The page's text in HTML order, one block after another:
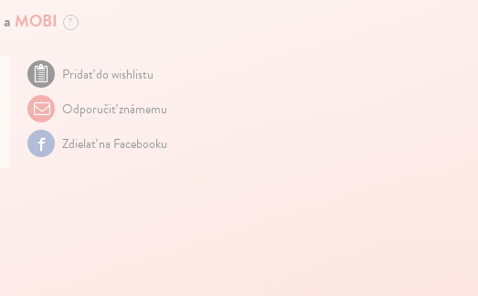
a MOBI ?
Pridať do wishlistu
Odporučiť známemu
Zdielať na Facebooku